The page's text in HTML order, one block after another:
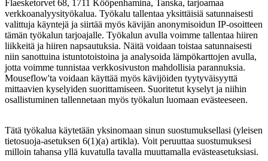
Flaesketorvet 68, 1711 Kööpenhamina, Tanska, tarjoamaa
verkkoanalyysityökalua. Työkalu tallentaa yksittäisiä satunnaisesti
valittuja käyntejä ja siirtää myös kävijän anonymisoidun IP-osoitteen
tämän työkalun tarjoajalle. Työkalun avulla voimme tallentaa hiiren
liikkeitä ja hiiren napsautuksia. Näitä voidaan toistaa satunnaisesti
niin sanottuina istuntotoistoina ja analysoida lämpökarttojen avulla,
jotta voimme tunnistaa verkkosivuston mahdollisia parannuksia.
Mouseflow'ta voidaan käyttää myös kävijöiden tyytyväisyyttä
mittaavien kyselyiden suorittamiseen. Suoritetut kyselyt ja niihin
osallistuminen tallennetaan myös työkalun luomaan evästeeseen.
Tätä työkalua käytetään yksinomaan sinun suostumuksellasi (yleisen
tietosuoja-asetuksen 6(1)(a) artikla). Voit peruuttaa suostumuksesi
milloin tahansa yllä kuvatulla tavalla muuttamalla evästeasetuksiasi.